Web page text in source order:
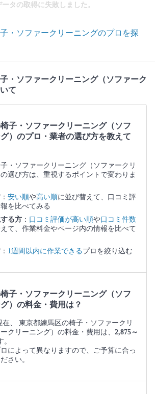
ータの取得に失敗しました。
・ソファークリーニングのプロを探
・ソファークリーニング（ソファーク
て
子・ソファークリーニング（ソフ
）のプロ・業者の選び方を教えて
・ソファークリーニング（ソファークリ
選び方は、重視するポイントで変わりま
： 安い順や高い順に並び替えて、口コミ評
を比べてみる
る方 ： 口コミ評価が高い順や口コミ件数
て、作業料金やページ内の情報を比べて
： 1週間以内に作業できるプロを絞り込む
子・ソファークリーニング（ソフ
）の料金・費用は？
在、 東京都練馬区の椅子・ソファークリ
クリーニング）の料金・費用は、 2,875～
。
によって異なりますので、ご予算に合っ
さい。